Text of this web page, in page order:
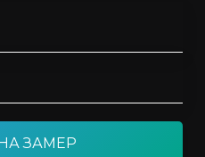
ЗАМЕР